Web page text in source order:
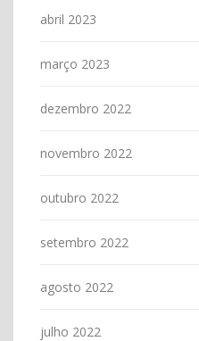
abril 2023
março 2023
dezembro 2022
novembro 2022
outubro 2022
setembro 2022
agosto 2022
julho 2022